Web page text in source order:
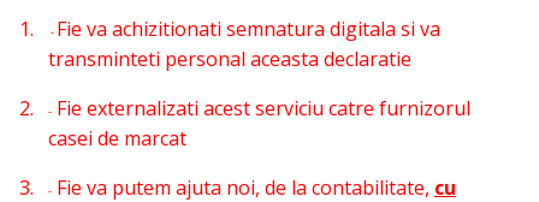
1. - Fie va achizitionati semnatura digitala si va
transminteti personal aceasta declaratie
2. - Fie externalizati acest serviciu catre furnizorul
casei de marcat
3. - Fie va putem ajuta noi, de la contabilitate, cu